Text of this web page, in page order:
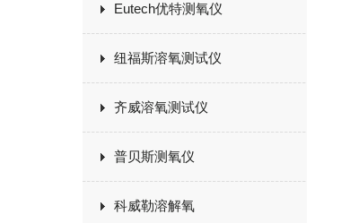
Eutech优特测氧仪
纽福斯溶氧测试仪
齐威溶氧测试仪
普贝斯测氧仪
科威勒溶解氧